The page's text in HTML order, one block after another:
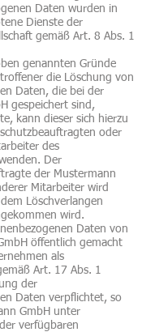
Daten wurden in
Dienste der
gemäß Art. 8 Abs. 1
genannten Gründe
die Löschung von
Daten, die bei der
gespeichert sind,
kann dieser sich hierzu
oder
des
Der
der Mustermann
Mitarbeiter wird
Löschverlangen
wird.
Daten von
öffentlich gemacht
als
Art. 17 Abs. 1
der
Daten verpflichtet, so
GmbH unter
verfügbaren